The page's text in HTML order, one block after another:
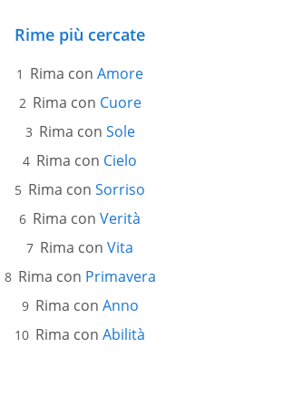
Rime più cercate
Rima con Amore
Rima con Cuore
Rima con Sole
Rima con Cielo
Rima con Sorriso
Rima con Verità
Rima con Vita
Rima con Primavera
Rima con Anno
Rima con Abilità